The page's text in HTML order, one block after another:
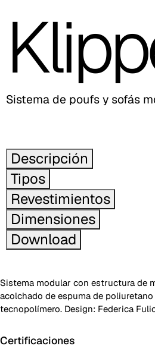
Sistema de poufs y sofás
Descripción
Tipos
Revestimientos
Dimensiones
Download
Sistema modular con estructura de
acolchado de espuma de
tecnopolímero. Design: Federica
Certificaciones